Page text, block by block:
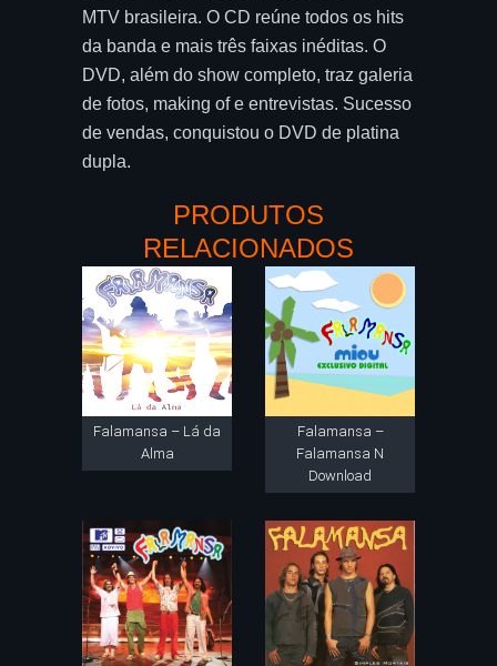
MTV brasileira. O CD reúne todos os hits
da banda e mais três faixas inéditas. O
DVD, além do show completo, traz galeria
de fotos, making of e entrevistas. Sucesso
de vendas, conquistou o DVD de platina
dupla.
PRODUTOS
RELACIONADOS
Falamansa – Lá da
Alma
Falamansa –
Falamansa N
Download